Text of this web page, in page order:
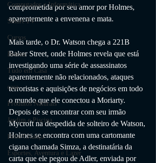
Computador e Informática
Smart TV
Cursos
Beleza
Tudo em Casa
casa
Produtos Naturais
Jardim e Piscina
Bebê/Criança
Esportes, Aventura e Lazer
comprometida por seu amor por Holmes,
aparentemente a envenena e mata.
Mais tarde, o Dr. Watson chega a 221B
Baker Street, onde Holmes revela que está
investigando uma série de assassinatos
aparentemente não relacionados, ataques
terroristas e aquisições de negócios em todo
o mundo que ele conectou a Moriarty.
Depois de se encontrar com seu irmão
Mycroft na despedida de solteiro de Watson,
Holmes se encontra com uma cartomante
cigana chamada Simza, a destinatária da
carta que ele pegou de Adler, enviada por